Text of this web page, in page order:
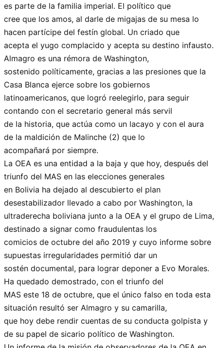
es parte de la familia imperial. El político que
cree que los amos, al darle de migajas de su mesa lo
hacen partícipe del festín global. Un criado que
acepta el yugo complacido y acepta su destino infausto.
Almagro es una rémora de Washington,
sostenido políticamente, gracias a las presiones que la
Casa Blanca ejerce sobre los gobiernos
latinoamericanos, que logró reelegirlo, para seguir
contando con el secretario general más servil
de la historia, que actúa como un lacayo y con el aura
de la maldición de Malinche (2) que lo
acompañará por siempre.
La OEA es una entidad a la baja y que hoy, después del
triunfo del MAS en las elecciones generales
en Bolivia ha dejado al descubierto el plan
desestabilizador llevado a cabo por Washington, la
ultraderecha boliviana junto a la OEA y el grupo de Lima,
destinado a signar como fraudulentas los
comicios de octubre del año 2019 y cuyo informe sobre
supuestas irregularidades permitió dar un
sostén documental, para lograr deponer a Evo Morales.
Ha quedado demostrado, con el triunfo del
MAS este 18 de octubre, que el único falso en toda esta
situación resultó ser Almagro y su camarilla,
que hoy debe rendir cuentas de su conducta golpista y
de su papel de sicario político de Washington.